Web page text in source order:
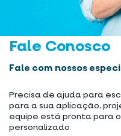
Fale Conosco
Fale com nossos
Precisa de ajuda para
para a sua aplicação,
equipe está pronta para
personalizado